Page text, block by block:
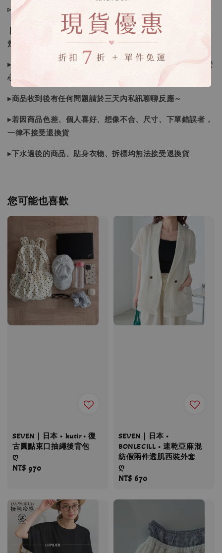
▹預購商品７～２１日（不含假日）寄出，如遇缺貨請見諒！
❙ 本賣場不接受下標後要求取消訂單（下標前請三思與看清
楚）❙
▸商品皆由日本、韓國門市、官網購入，皆為正品，您可以安
心購買唷
▸商品收到後有任何問題請於三天內私訊聊聊反應～
▸若因商品色差、個人喜好、想像不合、尺寸、下單錯誤者，
一律不接受退換貨
▸下水過後的商品、貼身衣物、拆標均無法接受退換貨
您可能也喜歡
SEVEN｜日本 • kutir • 復
古圓點束口抽繩後背包
ღ
Regular
NT$ 970
SEVEN｜日本 •
BONLECILL • 速乾亞麻混
紡假兩件透肌西裝外套
ღ
Regular
NT$ 670